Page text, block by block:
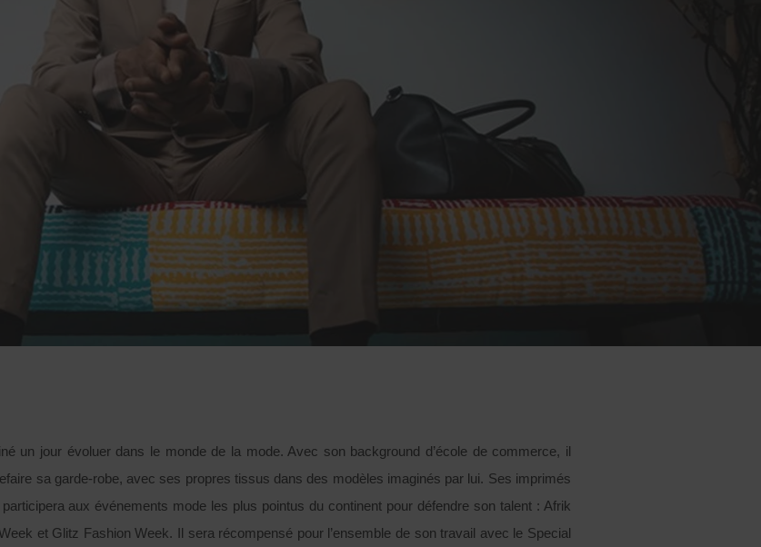
un jour évoluer dans le monde de la mode. Avec son background d’école de commerce, il
sa garde-robe, avec ses propres tissus dans des modèles imaginés par lui. Ses imprimés
aux événements mode les plus pointus du continent pour défendre son talent : Afrik
et Glitz Fashion Week. Il sera récompensé pour l’ensemble de son travail avec le Special